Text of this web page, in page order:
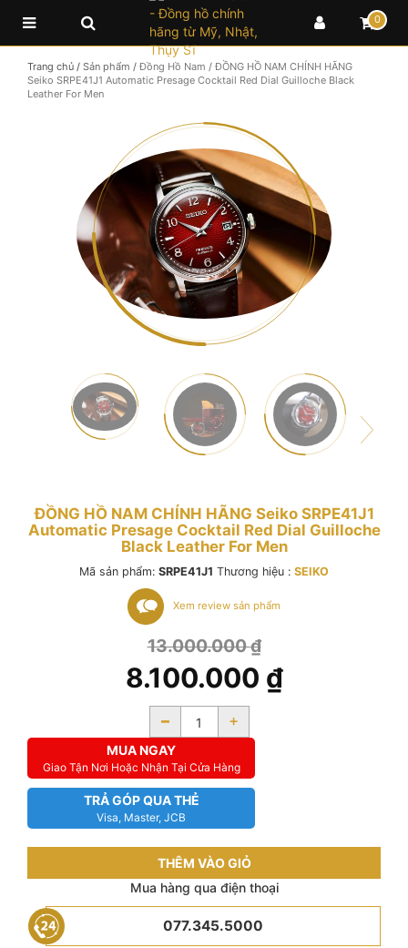
0
Trang chủ / Sản phẩm / Đồng Hồ Nam / ĐỒNG HỒ NAM CHÍNH HÃNG
Seiko SRPE41J1 Automatic Presage Cocktail Red Dial Guilloche Black
Leather For Men
ĐỒNG HỒ NAM CHÍNH HÃNG Seiko SRPE41J1
Automatic Presage Cocktail Red Dial Guilloche
Black Leather For Men
Mã sản phẩm: SRPE41J1 Thương hiệu : SEIKO
Xem review sản phẩm
13.000.000₫
8.100.000 ₫
- +
MUA NGAY
Giao Tận Nơi Hoặc Nhận Tại Cửa Hàng
TRẢ GÓP QUA THẺ
Visa, Master, JCB
THÊM VÀO GIỎ
Mua hàng qua điện thoại
077.345.5000